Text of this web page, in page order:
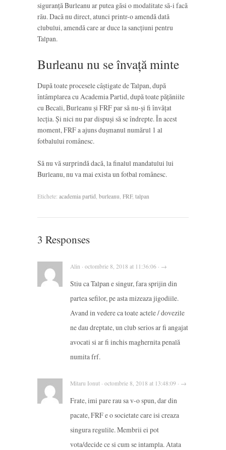
siguranță Burleanu ar putea găsi o modalitate să-i facă
rău. Dacă nu direct, atunci printr-o amendă dată
clubului, amendă care ar duce la sancțiuni pentru
Talpan.
Burleanu nu se învață minte
După toate procesele câștigate de Talpan, după
întâmplarea cu Academia Partid, după toate pățăniile
cu Becali, Burleanu și FRF par să nu-și fi învățat
lecția. Și nici nu par dispuși să se îndrepte. În acest
moment, FRF a ajuns dușmanul numărul 1 al
fotbalului românesc.
Să nu vă surprindă dacă, la finalul mandatului lui
Burleanu, nu va mai exista un fotbal românesc.
Etichete: academia partid, burleanu, FRF, talpan
3 Responses
Alin · octombrie 8, 2018 at 11:36:06 · →
Stiu ca Talpan e singur, fara sprijin din
partea sefilor, pe asta mizeaza jigodiile.
Avand in vedere ca toate actele / dovezile
ne dau dreptate, un club serios ar fi angajat
avocati si ar fi inchis maghernita penală
numita frf.
Mitaru Ionut · octombrie 8, 2018 at 13:48:09 · →
Frate, imi pare rau sa v-o spun, dar din
pacate, FRF e o societate care isi creaza
singura regulile. Membrii ei pot
vota/decide ce si cum se intampla. Atata